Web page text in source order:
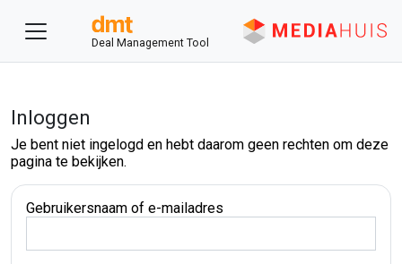
Deal Management Tool
Inloggen
Je bent niet ingelogd en hebt daarom geen rechten om deze
pagina te bekijken.
Gebruikersnaam of e-mailadres